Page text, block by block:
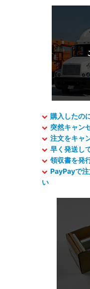
購入したの
突然キャン
注文をキャ
早く発送し
領収書を発
PayPayで
い